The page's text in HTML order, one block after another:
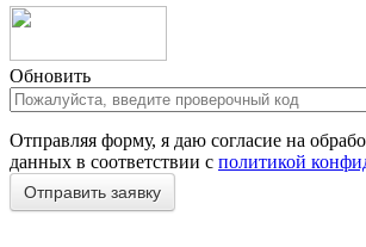
Обновить
Отправляя форму, я даю согласие на
данных в соответствии с политикой